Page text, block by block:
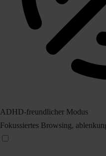
ADHD-freundlicher Modus
Fokussiertes Browsing,